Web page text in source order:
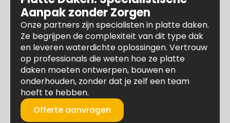
Aanpak zonder Zorgen
Onze partners zijn specialisten in platte daken.
Ze begrijpen de complexiteit van dit type dak
en leveren waterdichte oplossingen. Vertrouw
op professionals die weten hoe ze platte
daken moeten ontwerpen, bouwen en
onderhouden, zonder dat je zelf een team
hoeft te hebben.
Offerte aanvragen